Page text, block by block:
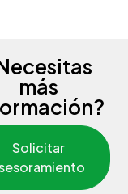
más
Solicitar